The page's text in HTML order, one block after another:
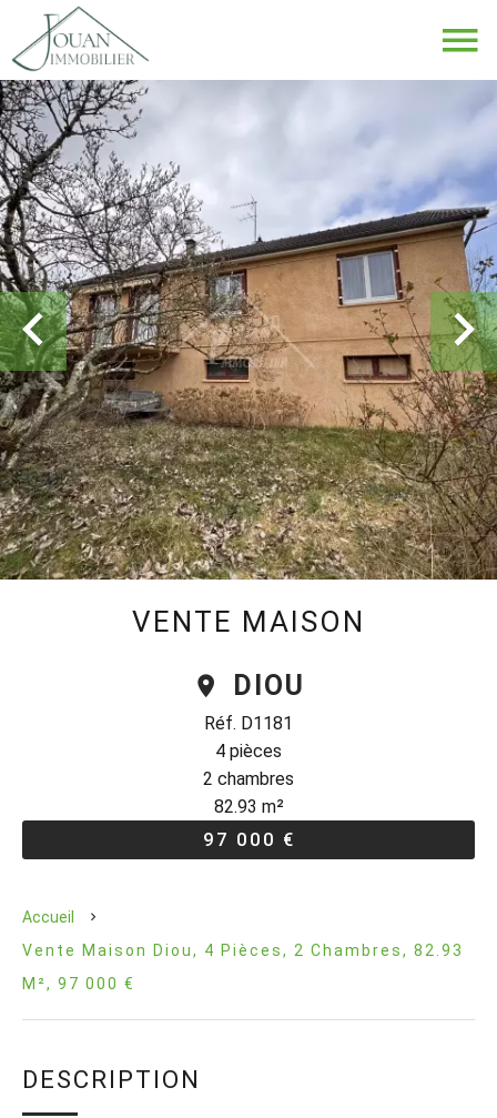
VENTE MAISON
DIOU
Réf. D1181
4 pièces
2 chambres
82.93 m²
97 000 €
Accueil
Vente Maison Diou, 4 Pièces, 2 Chambres, 82.93
M², 97 000 €
DESCRIPTION